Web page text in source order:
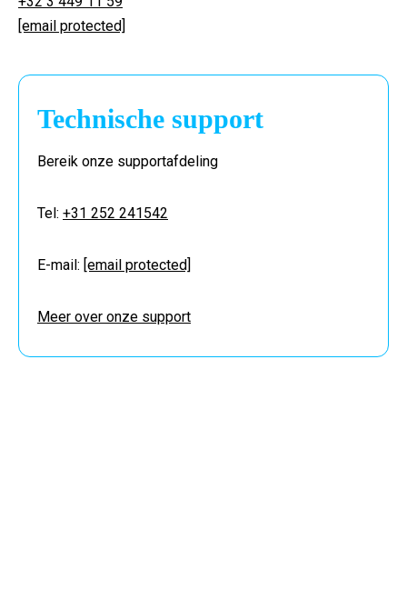
[email protected]
Technische support
Bereik onze supportafdeling
Tel: +31 252 241542
E-mail: [email protected]
Meer over onze support